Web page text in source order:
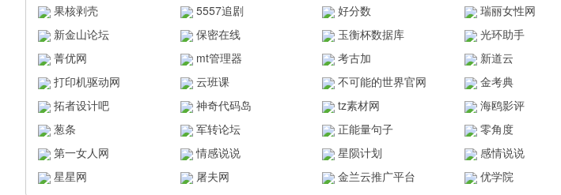
果核剥壳
5557追剧 好分数 瑞丽女性网
新金山论坛
保密在线 玉衡杯数据库 光环助手
菁优网
mt管理器 考古加 新道云
打印机驱动网
云班课 不可能的世界官网 金考典
拓者设计吧
神奇代码岛 tz素材网 海鸥影评
葱条
军转论坛 正能量句子 零角度
第一女人网
情感说说 星陨计划 感情说说
星星网
屠夫网 金兰云推广平台 优学院